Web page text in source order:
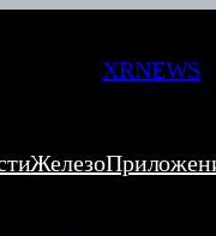
XRNEWS
Железо